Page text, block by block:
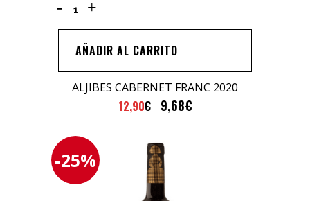
ALJIBES
FRANCAÑADIR AL CARRITO
ALJIBES CABERNET FRANC 2020
12,90€ 9,68€
-25%